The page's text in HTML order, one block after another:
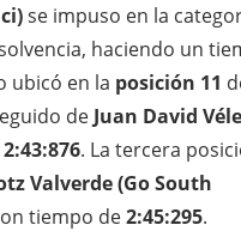
se impuso en la
haciendo un
ubicó en la posición 11
de Juan David
2:43:876. La tercera
Valverde (Go South
tiempo de2:45:295.